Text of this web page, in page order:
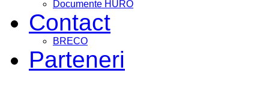
Documente HURO
Contact
BRECO
Parteneri